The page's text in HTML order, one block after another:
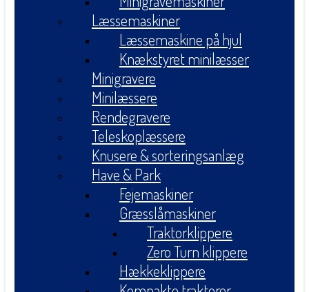
Læssemaskiner
Læssemaskine på hjul
Knækstyret minilæsser
Minigravere
Minilæssere
Rendegravere
Teleskoplæssere
Knusere & sorteringsanlæg
Have & Park
Fejemaskiner
Græsslåmaskiner
Traktorklippere
Zero Turn klippere
Hækkeklippere